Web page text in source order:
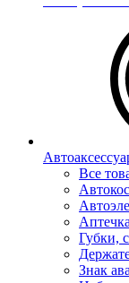
Все
Аптечка
Губки,
Знак